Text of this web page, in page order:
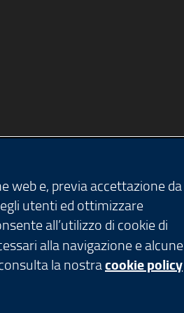
web e, previa accettazione da
utenti ed ottimizzare
all’utilizzo di cookie di
alla navigazione e alcune
la nostracookie policy